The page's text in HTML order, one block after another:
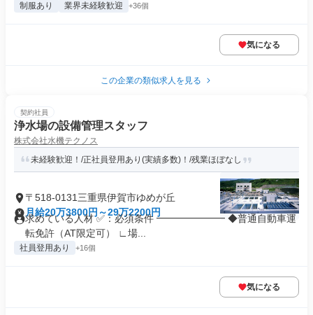
制服あり 業界未経験歓迎 +36個
気になる
この企業の類似求人を見る
契約社員
浄水場の設備管理スタッフ
株式会社水機テクノス
未経験歓迎！/正社員登用あり(実績多数)！/残業ほぼなし
〒518-0131三重県伊賀市ゆめが丘
月給20万3800円～29万2200円
求めている人材 ✅：必須条件 ━━━━━━━ ◆普通自動車運
転免許（AT限定可） ∟場...
社員登用あり +16個
気になる